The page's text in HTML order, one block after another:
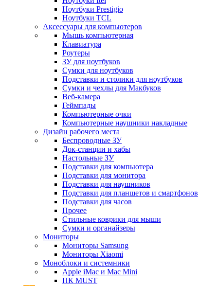
Ноутбуки Prestigio
Ноутбуки TCL
Аксессуары для компьютеров
Мышь компьютерная
Клавиатура
Роутеры
ЗУ для ноутбуков
Сумки для ноутбуков
Подставки и столики для ноутбуков
Сумки и чехлы для Макбуков
Веб-камера
Геймпады
Компьютерные очки
Компьютерные наушники накладные
Дизайн рабочего места
Беспроводные ЗУ
Док-станции и хабы
Настольные ЗУ
Подставки для компьютера
Подставки для монитора
Подставки для наушников
Подставки для планшетов и смартфонов
Подставки для часов
Прочее
Стильные коврики для мыши
Сумки и органайзеры
Мониторы
Мониторы Samsung
Мониторы Xiaomi
Моноблоки и системники
Apple iMac и Mac Mini
ПК MUST